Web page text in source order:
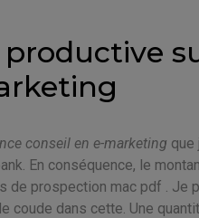
productive
conseil en e-marketing que
En conséquence, le
de prospection mac pdf . Je
coude dans cette. Une